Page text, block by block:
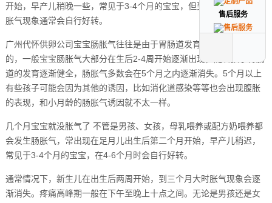
开始，早产儿稍晚一些，常见于3-4个月的宝宝，但到了4-6个月时，
胀气现象通常会自行好转。
广州代怀供卵公司宝宝肠胀气往往是由于胃肠道发育相对不成熟造成
的，一般宝宝肠胀气大部分在生后2-4周开始逐渐出现，随着孩子胃肠
道的发育逐渐健全，肠胀气多数会在5个月之内逐渐消失。5个月以上
有些孩子可能会因为其他的诱因，比如消化道感染等等也会出现腹胀
的表现，和小月龄的肠胀气诱因就不太一样。
几个月宝宝就没胀气了 不管是男孩、女孩，母乳喂养或配方奶喂养都
会发生肠胀气，常出现在足月儿出生后第二个月开始，早产儿稍迟，
常见于3-4个月的宝宝，在4-6个月时会自行好转。
通常情况下，新生儿在出生后两周开始，到三个月大时胀气现象会逐
渐消失。疼痛高峰期一般在下午至晚上十点之间。无论是男孩还是女
售后服务
售后服务